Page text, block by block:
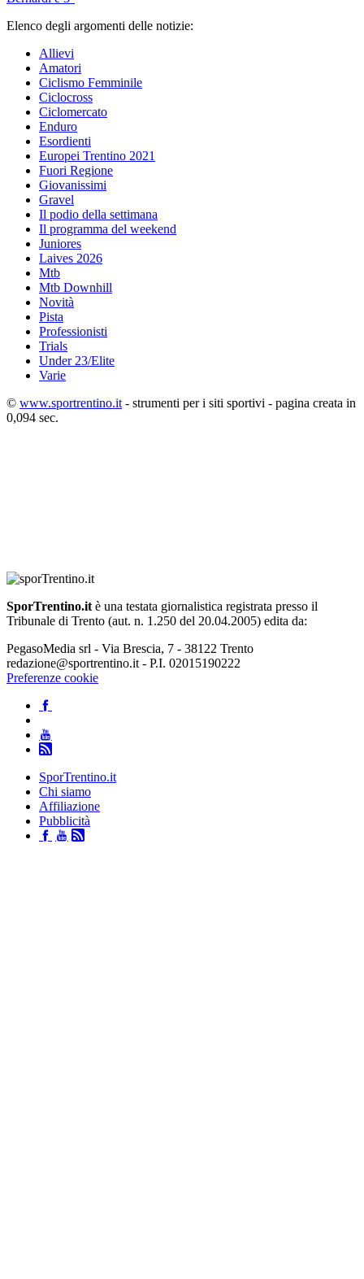
Elenco degli argomenti delle notizie:
Allievi
Amatori
Ciclismo Femminile
Ciclocross
Ciclomercato
Enduro
Esordienti
Europei Trentino 2021
Fuori Regione
Giovanissimi
Gravel
Il podio della settimana
Il programma del weekend
Juniores
Laives 2026
Mtb
Mtb Downhill
Novità
Pista
Professionisti
Trials
Under 23/Elite
Varie
© www.sportrentino.it- strumenti per i siti sportivi - pagina creata in
0,094 sec.
SporTrentino.itè una testata giornalistica registrata presso il
Tribunale di Trento (aut. n. 1.250 del 20.04.2005) edita da:
PegasoMedia srl - Via Brescia, 7 - 38122 Trento
redazione@sportrentino.it - P.I. 02015190222
Preferenze cookie
SporTrentino.it
Chi siamo
Affiliazione
Pubblicità